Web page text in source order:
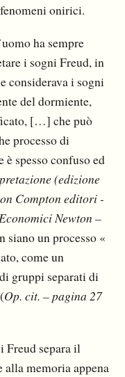
onirici.
ha sempre
i sogni Freud, in
considerava i sogni
del dormiente,
[…] che può
processo di
spesso confuso ed
(edizione
Compton editori -
Newton –
siano un processo «
come un
gruppi separati di
Op. cit. – pagina 27
Freud separa il
alla memoria appena